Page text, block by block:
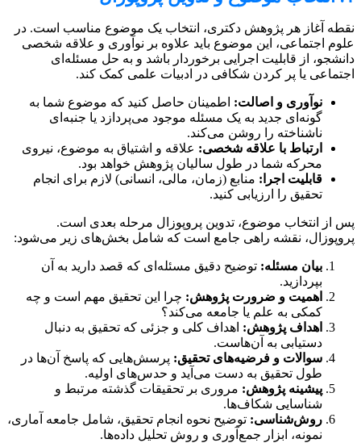
نقطه آغاز هر پژوهش دکتری، انتخاب یک موضوع مناسب است. در
علوم اجتماعی، این موضوع باید علاوه بر نوآوری و علاقه شخصی
دانشجو، از قابلیت اجرایی برخوردار باشد و به حل مسئله‌ای
اجتماعی یا پر کردن شکافی در ادبیات علمی کمک کند.
نوآوری و اصالت: اطمینان حاصل کنید که موضوع شما به
گونه‌ای جدید به یک مسئله موجود می‌پردازد یا جنبه‌ای
ناشناخته را روشن می‌کند.
ارتباط با علاقه شخصی: علاقه و اشتیاق به موضوع، نیروی
محرکه شما در طول سالیان پژوهش خواهد بود.
قابلیت اجرا: منابع (زمان، مالی، انسانی) لازم برای انجام
تحقیق را ارزیابی کنید.
پس از انتخاب موضوع، تدوین پروپوزال مرحله بعدی است.
پروپوزال، نقشه راهی جامع است که شامل بخش‌های زیر می‌شود:
بیان مسئله: توضیح دقیق مسئله‌ای که قصد دارید به آن
بپردازید.
اهمیت و ضرورت پژوهش: چرا این تحقیق مهم است و چه
کمکی به علم یا جامعه می‌کند؟
اهداف پژوهش: اهداف کلی و جزئی که تحقیق به دنبال
دستیابی به آن‌هاست.
سوالات و فرضیه‌های تحقیق: پرسش‌هایی که پاسخ آن‌ها در
طول تحقیق به دست می‌آید و حدس‌های اولیه.
پیشینه پژوهش: مروری بر تحقیقات گذشته مرتبط و
شناسایی شکاف‌ها.
روش‌شناسی: توضیح نحوه انجام تحقیق، شامل جامعه آماری،
نمونه، ابزار جمع‌آوری و روش تحلیل داده‌ها.